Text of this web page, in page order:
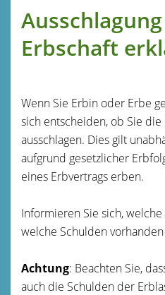
Erbschaft
Wenn Sie Erbin oder Erbe
sich entscheiden, ob Sie
ausschlagen. Dies gilt
aufgrund gesetzlicher
eines Erbvertrags erben.
Informieren Sie sich,
welche Schulden
Achtung: Beachten Sie,
auch die Schulden der